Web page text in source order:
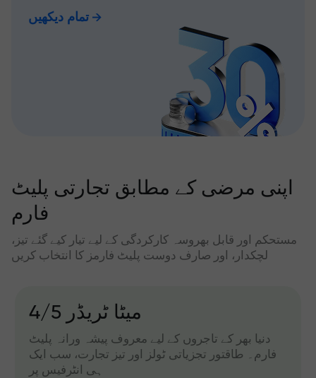
تمام دیکھیں
اپنی مرضی کے مطابق تجارتی پلیٹ
فارم
مستحکم اور قابل بھروسہ کارکردگی کے لیے تیار کیے گئے تیز،
لچکدار، اور صارف دوست پلیٹ فارمز کا انتخاب کریں
میٹا ٹریڈر 4/5
دنیا بھر کے تاجروں کے لیے معروف پیشہ ورانہ پلیٹ
فارم۔ طاقتور تجزیاتی ٹولز اور تیز تجارت، سب ایک
ہی انٹرفیس پر